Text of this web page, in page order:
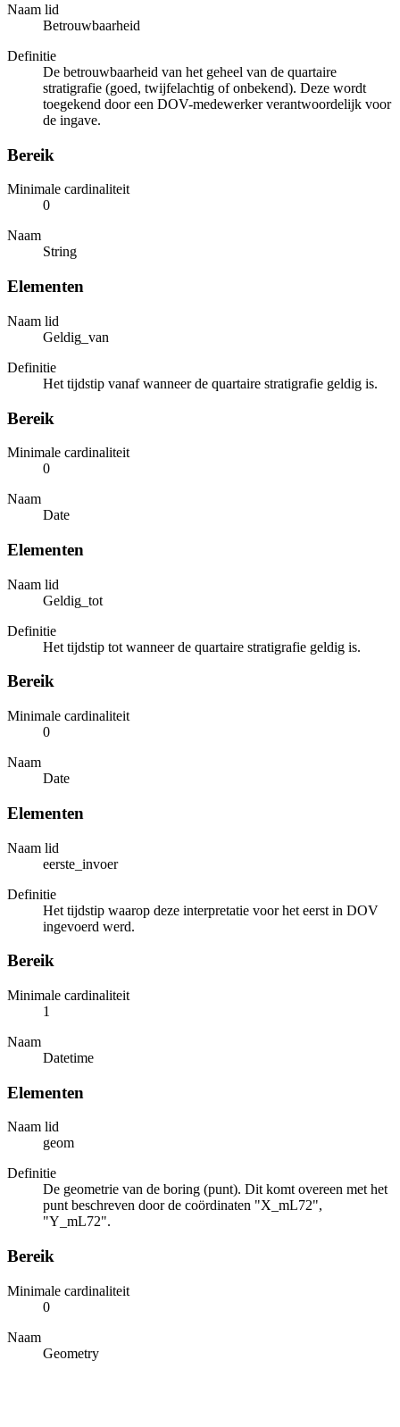
Naam lid
Betrouwbaarheid
Definitie
De betrouwbaarheid van het geheel van de quartaire
stratigrafie (goed, twijfelachtig of onbekend). Deze wordt
toegekend door een DOV-medewerker verantwoordelijk voor
de ingave.
Bereik
Minimale cardinaliteit
0
Naam
String
Elementen
Naam lid
Geldig_van
Definitie
Het tijdstip vanaf wanneer de quartaire stratigrafie geldig is.
Bereik
Minimale cardinaliteit
0
Naam
Date
Elementen
Naam lid
Geldig_tot
Definitie
Het tijdstip tot wanneer de quartaire stratigrafie geldig is.
Bereik
Minimale cardinaliteit
0
Naam
Date
Elementen
Naam lid
eerste_invoer
Definitie
Het tijdstip waarop deze interpretatie voor het eerst in DOV
ingevoerd werd.
Bereik
Minimale cardinaliteit
1
Naam
Datetime
Elementen
Naam lid
geom
Definitie
De geometrie van de boring (punt). Dit komt overeen met het
punt beschreven door de coördinaten "X_mL72",
"Y_mL72".
Bereik
Minimale cardinaliteit
0
Naam
Geometry